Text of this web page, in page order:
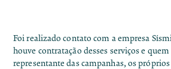
Foi realizado contato com a empresa
houve contratação desses serviços e
representante das campanhas, os